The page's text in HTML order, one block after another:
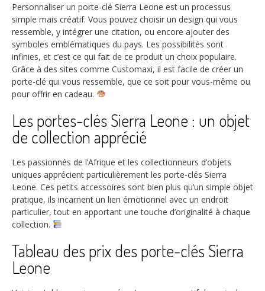
Personnaliser un porte-clé Sierra Leone est un processus
simple mais créatif. Vous pouvez choisir un design qui vous
ressemble, y intégrer une citation, ou encore ajouter des
symboles emblématiques du pays. Les possibilités sont
infinies, et c’est ce qui fait de ce produit un choix populaire.
Grâce à des sites comme Customaxi, il est facile de créer un
porte-clé qui vous ressemble, que ce soit pour vous-même ou
pour offrir en cadeau.
Les portes-clés Sierra Leone : un objet
de collection apprécié
Les passionnés de l’Afrique et les collectionneurs d’objets
uniques apprécient particulièrement les porte-clés Sierra
Leone. Ces petits accessoires sont bien plus qu’un simple objet
pratique, ils incarnent un lien émotionnel avec un endroit
particulier, tout en apportant une touche d’originalité à chaque
collection.
Tableau des prix des porte-clés Sierra
Leone